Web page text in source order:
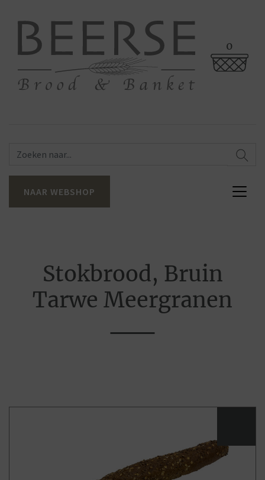
0
NAAR WEBSHOP
Stokbrood, Bruin
Tarwe Meergranen